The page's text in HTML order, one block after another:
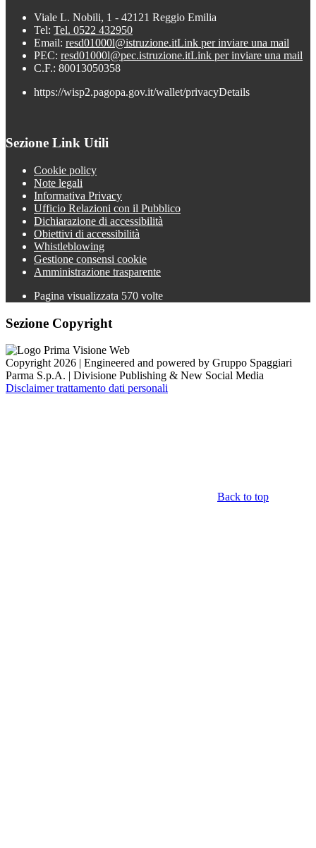
Viale L. Nobili, 1 - 42121 Reggio Emilia
Tel: Tel. 0522 432950
Email: resd01000l@istruzione.itLink per inviare una mail
PEC: resd01000l@pec.istruzione.itLink per inviare una mail
C.F.: 80013050358
https://wisp2.pagopa.gov.it/wallet/privacyDetails
Sezione Link Utili
Cookie policy
Note legali
Informativa Privacy
Ufficio Relazioni con il Pubblico
Dichiarazione di accessibilità
Obiettivi di accessibilità
Whistleblowing
Gestione consensi cookie
Amministrazione trasparente
Pagina visualizzata 570 volte
Sezione Copyright
Copyright 2026 | Engineered and powered by Gruppo Spaggiari
Parma S.p.A. | Divisione Publishing & New Social Media
Disclaimer trattamento dati personali
Back to top